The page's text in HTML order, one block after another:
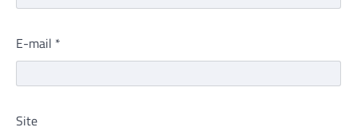
E-mail *
Site